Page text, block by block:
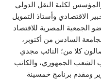
لكلية النقل الدولي
الاقتصادي وأستاذ التمويل
الجمعية المصرية للاقتصاد
السادس من أكتوبر،
كلا من؛ النائب مجدي
الجمهوري، والكاتب
ومقدم برنامج خمسينة